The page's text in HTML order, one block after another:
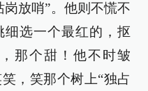
放哨”。他则不慌不
选一个最红的，抠
那个甜！他不时皱
，笑那个树上“独占